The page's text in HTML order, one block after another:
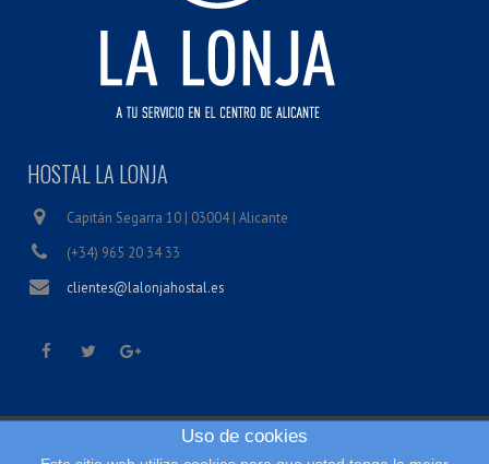
HOSTAL LA LONJA
Capitán Segarra 10 | 03004 | Alicante
(+34) 965 20 34 33
clientes@lalonjahostal.es
Uso de cookies